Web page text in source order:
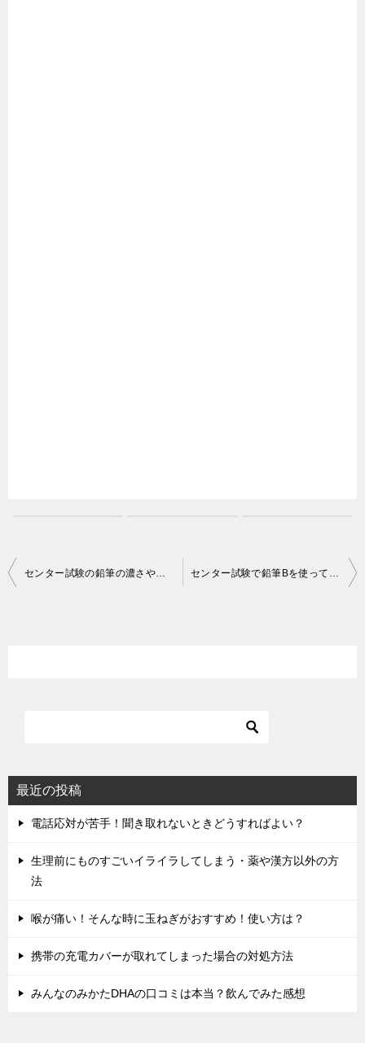
投
ン
センター試験の鉛筆の濃さや無地・文字入りの疑問について センター試験で鉛筆Bを使っても大丈夫？
最近の投稿
電話応対が苦手！聞き取れないときどうすればよい？
生理前にものすごいイライラしてしまう・薬や漢方以外の方
法
喉が痛い！そんな時に玉ねぎがおすすめ！使い方は？
携帯の充電カバーが取れてしまった場合の対処方法
みんなのみかたDHAの口コミは本当？飲んでみた感想